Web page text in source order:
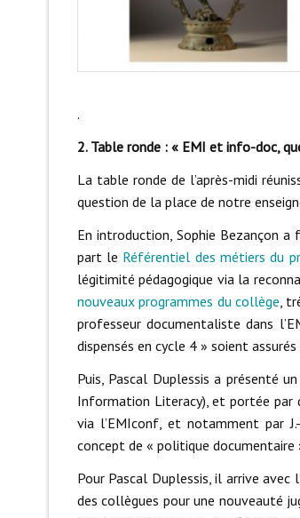
.
2. Table ronde : « EMI et info-doc,
La table ronde de l’après-midi
question de la place de notre
En introduction, Sophie Bezançon
part le Référentiel des métiers du
légitimité pédagogique via la
nouveaux programmes du collège,
professeur documentaliste dans
dispensés en cycle 4 » soient
Puis, Pascal Duplessis a présenté
Information Literacy), et portée par
via l’EMIconf, et notamment par
concept de « politique documentaire
Pour Pascal Duplessis, il arrive
des collègues pour une nouveauté